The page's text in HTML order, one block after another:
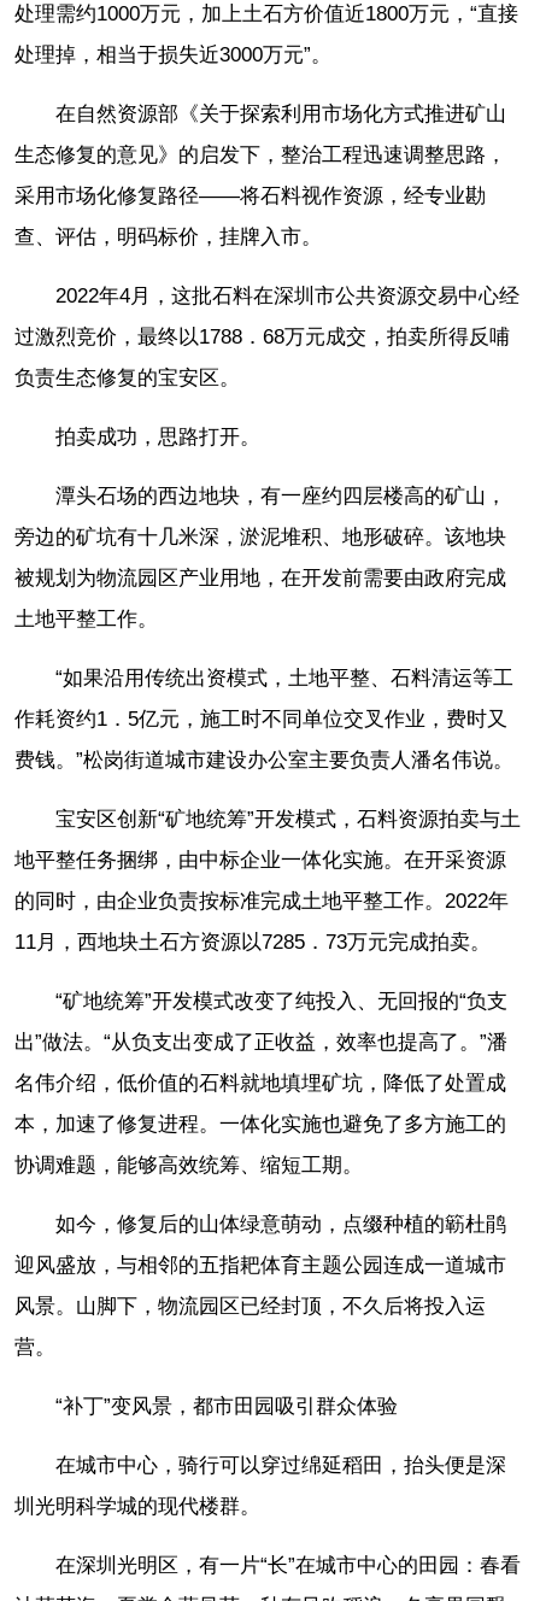
处理需约1000万元，加上土石方价值近1800万元，“直接
处理掉，相当于损失近3000万元”。
在自然资源部《关于探索利用市场化方式推进矿山
生态修复的意见》的启发下，整治工程迅速调整思路，
采用市场化修复路径——将石料视作资源，经专业勘
查、评估，明码标价，挂牌入市。
2022年4月，这批石料在深圳市公共资源交易中心经
过激烈竞价，最终以1788．68万元成交，拍卖所得反哺
负责生态修复的宝安区。
拍卖成功，思路打开。
潭头石场的西边地块，有一座约四层楼高的矿山，
旁边的矿坑有十几米深，淤泥堆积、地形破碎。该地块
被规划为物流园区产业用地，在开发前需要由政府完成
土地平整工作。
“如果沿用传统出资模式，土地平整、石料清运等工
作耗资约1．5亿元，施工时不同单位交叉作业，费时又
费钱。”松岗街道城市建设办公室主要负责人潘名伟说。
宝安区创新“矿地统筹”开发模式，石料资源拍卖与土
地平整任务捆绑，由中标企业一体化实施。在开采资源
的同时，由企业负责按标准完成土地平整工作。2022年
11月，西地块土石方资源以7285．73万元完成拍卖。
“矿地统筹”开发模式改变了纯投入、无回报的“负支
出”做法。“从负支出变成了正收益，效率也提高了。”潘
名伟介绍，低价值的石料就地填埋矿坑，降低了处置成
本，加速了修复进程。一体化实施也避免了多方施工的
协调难题，能够高效统筹、缩短工期。
如今，修复后的山体绿意萌动，点缀种植的簕杜鹃
迎风盛放，与相邻的五指耙体育主题公园连成一道城市
风景。山脚下，物流园区已经封顶，不久后将投入运
营。
“补丁”变风景，都市田园吸引群众体验
在城市中心，骑行可以穿过绵延稻田，抬头便是深
圳光明科学城的现代楼群。
在深圳光明区，有一片“长”在城市中心的田园：春看